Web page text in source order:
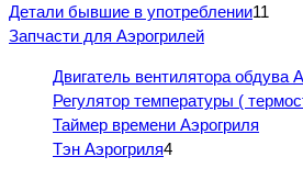
Детали бывшие в употреблении11
Запчасти для Аэрогрилей
Двигатель вентилятора обдува
Регулятор температуры (
Таймер времени Аэрогриля
Тэн Аэрогриля4